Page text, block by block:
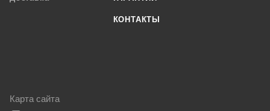
КОНТАКТЫ
Карта сайта